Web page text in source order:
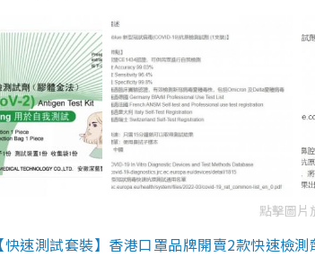
點擊圖片
快速測試套裝】香港口罩品牌開賣2款快速檢